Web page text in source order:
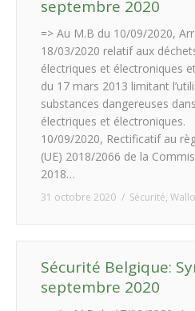
septembre 2020
=> Au M.B du 10/09/2020,
18/03/2020 relatif aux
électriques et électroniques
du 17 mars 2013 limitant
substances dangereuses
électriques et électroniques.
10/09/2020, Rectificatif au
(UE) 2018/2066 de la
2018…
31 octobre 2020 Sécurité,
Sécurité Belgique:
septembre 2020